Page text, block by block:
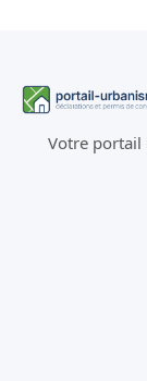
Votre portail